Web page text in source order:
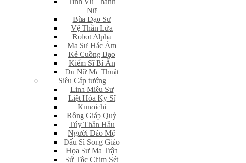
Tinh Vũ Thánh
Nữ
Bùa Đạo Sư
Vệ Thần Lửa
Robot Alpha
Ma Sư Hắc Ám
Kẻ Cuồng Bạo
Kiếm Sĩ Bí Ẩn
Du Nữ Ma Thuật
Siêu Cấp tướng
Linh Miêu Sư
Liệt Hỏa Kỵ Sĩ
Kunoichi
Rồng Giáp Quỷ
Túy Thần Hầu
Người Đào Mộ
Đấu Sĩ Song Giáo
Họa Sư Ma Trận
Sứ Tộc Chim Sét